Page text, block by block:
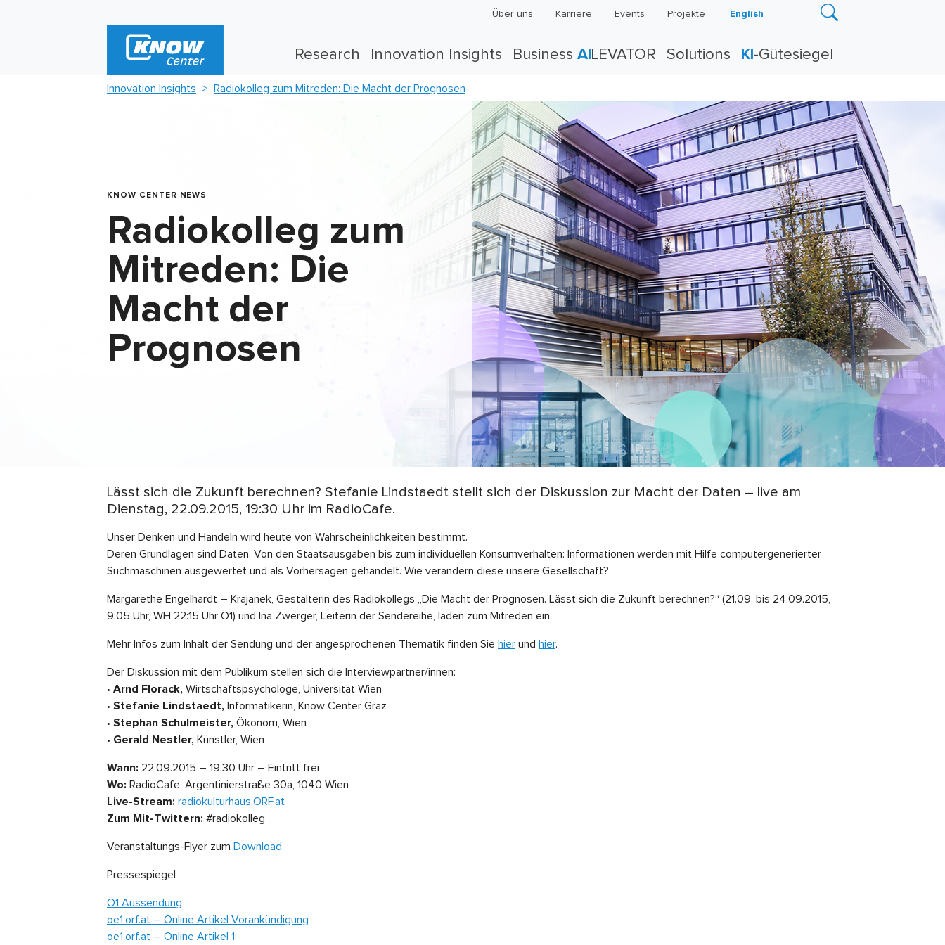
Über uns Karriere Events Projekte English
Research Innovation Insights Business AI LEVATOR Solutions KI -Gütesiegel
Innovation Insights Radiokolleg zum Mitreden: Die Macht der Prognosen
KNOW CENTER NEWS
Radiokolleg zum
Mitreden: Die
Macht der
Prognosen
Lässt sich die Zukunft berechnen? Stefanie Lindstaedt stellt sich der Diskussion zur Macht der Daten – live am
Dienstag, 22.09.2015, 19:30 Uhr im RadioCafe.
Unser Denken und Handeln wird heute von Wahrscheinlichkeiten bestimmt.
Deren Grundlagen sind Daten. Von den Staatsausgaben bis zum individuellen Konsumverhalten: Informationen werden mit Hilfe computergenerierter
Suchmaschinen ausgewertet und als Vorhersagen gehandelt. Wie verändern diese unsere Gesellschaft?
Margarethe Engelhardt – Krajanek, Gestalterin des Radiokollegs „Die Macht der Prognosen. Lässt sich die Zukunft berechnen?“ (21.09. bis 24.09.2015,
9:05 Uhr, WH 22:15 Uhr Ö1) und Ina Zwerger, Leiterin der Sendereihe, laden zum Mitreden ein.
Mehr Infos zum Inhalt der Sendung und der angesprochenen Thematik finden Sie hier und hier.
Der Diskussion mit dem Publikum stellen sich die Interviewpartner/innen:
• Arnd Florack, Wirtschaftspsychologe, Universität Wien
• Stefanie Lindstaedt, Informatikerin, Know Center Graz
• Stephan Schulmeister, Ökonom, Wien
• Gerald Nestler, Künstler, Wien
Wann: 22.09.2015 – 19:30 Uhr – Eintritt frei
Wo: RadioCafe, Argentinierstraße 30a, 1040 Wien
Live-Stream: radiokulturhaus.ORF.at
Zum Mit-Twittern: #radiokolleg
Veranstaltungs-Flyer zum Download.
Pressespiegel
Ö1 Aussendung
oe1.orf.at – Online Artikel Vorankündigung
oe1.orf.at – Online Artikel 1